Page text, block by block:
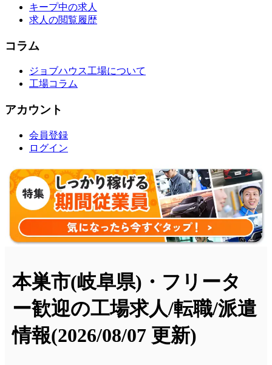
キープ中の求人
求人の閲覧履歴
コラム
ジョブハウス工場について
工場コラム
アカウント
会員登録
ログイン
本巣市(岐阜県)・フリータ
ー歓迎の工場求人/転職/派遣
情報(2026/08/07 更新)